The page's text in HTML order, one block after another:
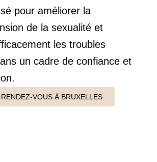
pour améliorer la
de la sexualité et
les troubles
un cadre de confiance et
VOUS À BRUXELLES